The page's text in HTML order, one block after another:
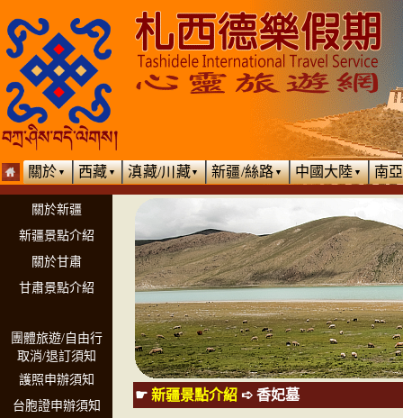
關於▼ 西藏▼ 滇藏/川藏▼ 新疆/絲路▼ 中國大陸▼ 南亞
關於新疆
新疆景點介紹
關於甘肅
甘肅景點介紹
團體旅遊/自由行
取消/退訂須知
護照申辦須知
台胞證申辦須知
☛ 新疆景點介紹➪ 香妃墓